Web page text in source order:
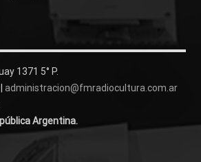
1371 5° P.
administracion@fmradiocultura.com.ar
Argentina.